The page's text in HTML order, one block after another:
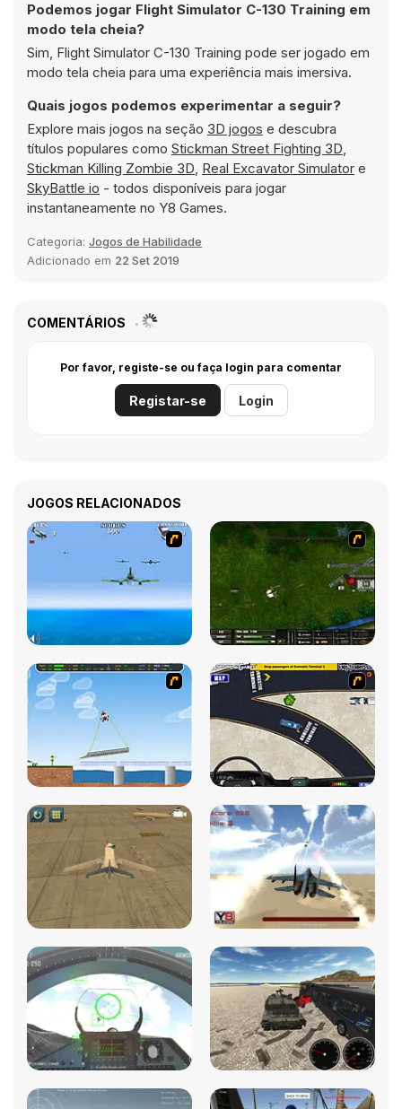
Podemos jogar Flight Simulator C-130 Training em
modo tela cheia?
Sim, Flight Simulator C-130 Training pode ser jogado em
modo tela cheia para uma experiência mais imersiva.
Quais jogos podemos experimentar a seguir?
Explore mais jogos na seção 3D jogos e descubra
títulos populares como Stickman Street Fighting 3D,
Stickman Killing Zombie 3D, Real Excavator Simulator e
SkyBattle io - todos disponíveis para jogar
instantaneamente no Y8 Games.
Categoria: Jogos de Habilidade
Adicionado em 22 Set 2019
COMENTÁRIOS
Por favor, registe-se ou faça login para comentar
Registar-se Login
JOGOS RELACIONADOS